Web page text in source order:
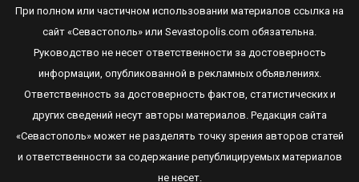
При полном или частичном использовании материалов ссылка на
сайт «Севастополь» или Sevastopolis.com обязательна.
Руководство не несет ответственности за достоверность
информации, опубликованной в рекламных объявлениях.
Ответственность за достоверность фактов, статистических и
других сведений несут авторы материалов. Редакция сайта
«Севастополь»может не разделять точку зрения авторов статей
и ответственности за содержание републицируемых материалов
не несет.